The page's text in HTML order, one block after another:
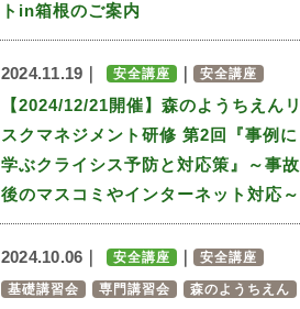
トin箱根のご案内
2024.11.19｜ 安全講座 ｜ 安全講座
【2024/12/21開催】森のようちえん
スクマネジメント研修 第2回『事例に
学ぶクライシス予防と対応策』～事故
後のマスコミやインターネット対応～
2024.10.06｜ 安全講座 ｜ 安全講座
基礎講習会 専門講習会 森のようちえん